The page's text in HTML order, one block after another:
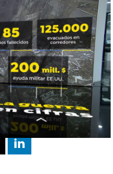
|Ángel Carreira
2022, 14:27
Linkedin